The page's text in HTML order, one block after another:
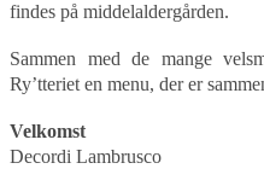
findes på middelaldergården.
Sammen med de mange
Ry’tteriet en menu, der er
Velkomst
Decordi Lambrusco